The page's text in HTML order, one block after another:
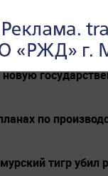
по
тигр убил